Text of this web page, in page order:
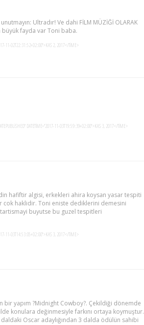
Ultradır! Ve dahi FİLM MÜZİĞİ OLARAK
fayda var Toni baba.
11-02T22:31:52+02:00">KAS 2, 2017</TIME>
DATETIME="2017-11-03T19:59:39+02:00">KAS 3, 2017</TIME>
hafiftir algisi, erkekleri ahira koysan yasar tespiti
haklidir. Toni eniste dediklerini demesini
buyutse bu guzel tespitleri
11-03T14:53:05+02:00">KAS 3, 2017</TIME>
bir yapım ?Midnight Cowboy?. Çekildiği dönemde
konulara değinmesiyle farkını ortaya koymuştur.
Oscar adaylığından 3 dalda ödülün sahibi